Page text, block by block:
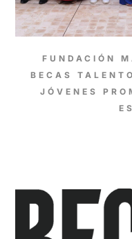
FUNDACIÓN
BECAS
JÓVENES